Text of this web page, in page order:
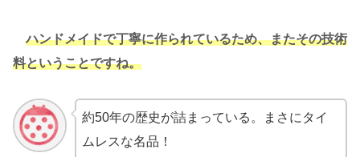
ハンドメイドで丁寧に作られているため、またその技術
料ということですね。
約50年の歴史が詰まっている。まさにタイ
ムレスな名品！